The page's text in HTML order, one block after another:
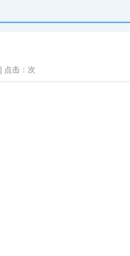
| 点击： 次